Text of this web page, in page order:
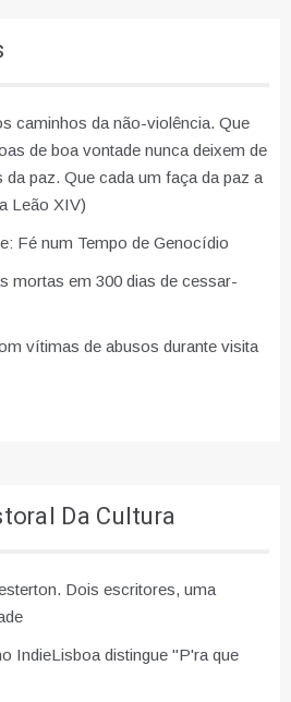
caminhos da não-violência. Que
de boa vontade nunca deixem de
paz. Que cada um faça da paz a
Leão XIV)
Fé num Tempo de Genocídio
mortas em 300 dias de cessar-
vítimas de abusos durante visita
Da Cultura
Dois escritores, uma
IndieLisboa distingue "P'ra que